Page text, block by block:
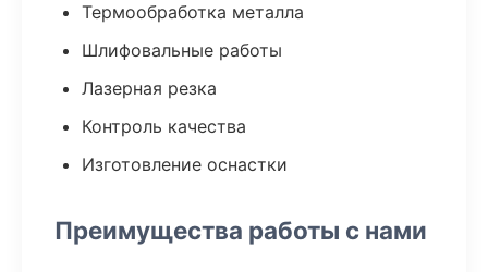
Термообработка металла
Шлифовальные работы
Лазерная резка
Контроль качества
Изготовление оснастки
Преимущества работы с нами